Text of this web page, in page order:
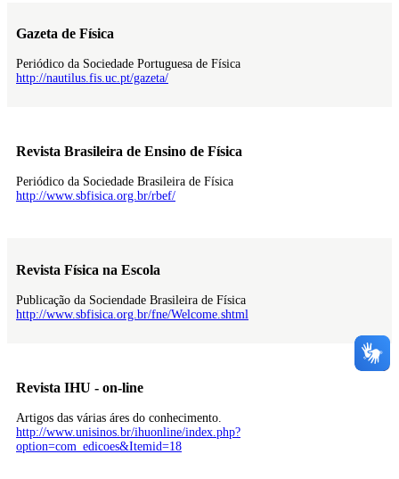
Gazeta de Física
Periódico da Sociedade Portuguesa de Física
http://nautilus.fis.uc.pt/gazeta/
Revista Brasileira de Ensino de Física
Periódico da Sociedade Brasileira de Física
http://www.sbfisica.org.br/rbef/
Revista Física na Escola
Publicação da Sociendade Brasileira de Física
http://www.sbfisica.org.br/fne/Welcome.shtml
Revista IHU - on-line
Artigos das várias áres do conhecimento.
http://www.unisinos.br/ihuonline/index.php?
option=com_edicoes&Itemid=18